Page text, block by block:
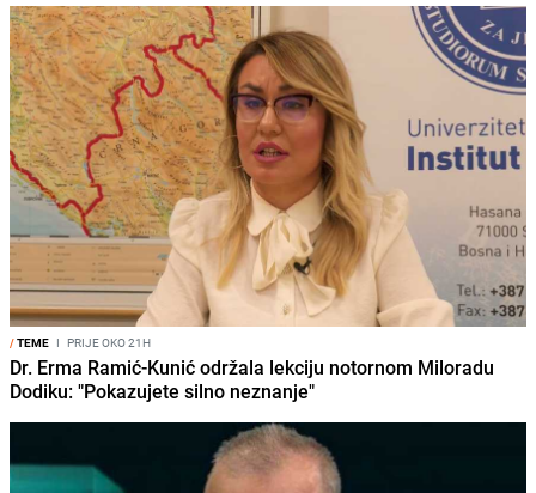
/TEME I PRIJE OKO 21H
Dr. Erma Ramić-Kunić održala lekciju notornom Miloradu
Dodiku: "Pokazujete silno neznanje"